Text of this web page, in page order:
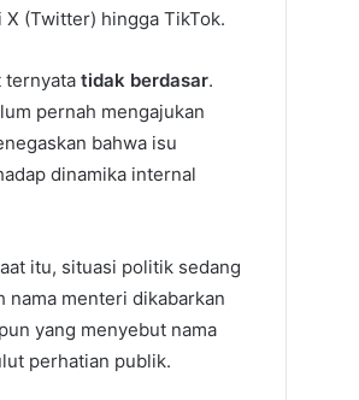
(Twitter) hingga TikTok.
ternyata tidak berdasar.
pernah mengajukan
bahwa isu
dinamika internal
itu, situasi politik sedang
menteri dikabarkan
yang menyebut nama
perhatian publik.